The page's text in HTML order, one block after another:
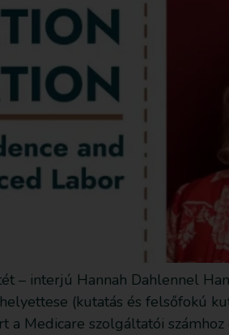
– interjú Hannah Dahlennel
(kutatás és felsőfokú
a Medicare szolgáltatói